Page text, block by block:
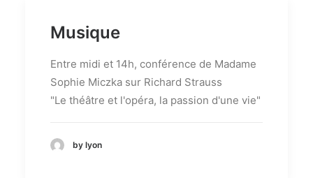
Musique
Entre midi et 14h, conférence de Madame
Sophie Miczka sur Richard Strauss
"Le théâtre et l'opéra, la passion d'une vie"
by lyon